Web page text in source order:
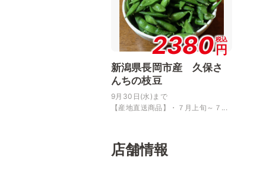
2380税込
円
新潟県長岡市産 久保さ
んちの枝豆
9月30日(水)まで
【産地直送商品】・７月上旬～７...
店舗情報